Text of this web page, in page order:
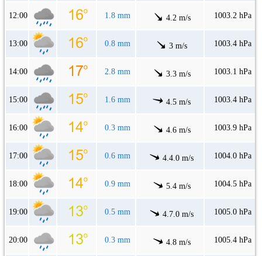
12:00 1.8 mm 4.2 m/s 1003.2 hPa
13:00 0.8 mm 3 m/s 1003.4 hPa
14:00 2.8 mm 3.3 m/s 1003.1 hPa
15:00 1.6 mm 4.5 m/s 1003.4 hPa
16:00 0.3 mm 4.6 m/s 1003.9 hPa
17:00 0.6 mm 4.4.0 m/s 1004.0 hPa
18:00 0.9 mm 5.4 m/s 1004.5 hPa
19:00 0.5 mm 4.7.0 m/s 1005.0 hPa
20:00 0.3 mm 4.8 m/s 1005.4 hPa